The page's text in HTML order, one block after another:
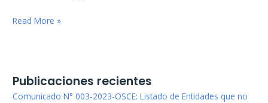
Tribunal
Estado
Read More »
Publicaciones recientes
Comunicado N° 003-2023-OSCE: Listado de Entidades que no